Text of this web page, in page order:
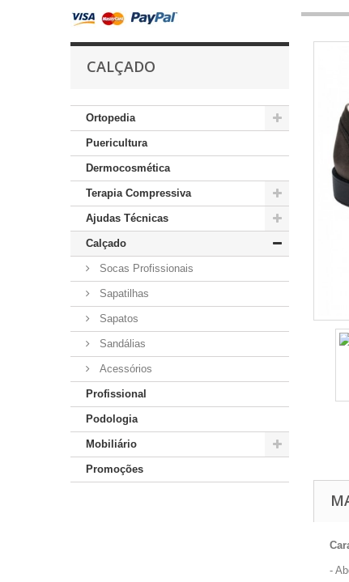
CALÇADO
Ortopedia
Puericultura
Dermocosmética
Terapia Compressiva
Ajudas Técnicas
Calçado
Socas Profissionais
Sapatilhas
Sapatos
Sandálias
Acessórios
Profissional
Podologia
Mobiliário
Promoções
-